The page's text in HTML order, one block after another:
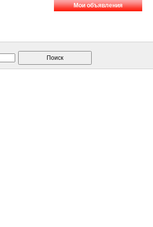
Мои объявления